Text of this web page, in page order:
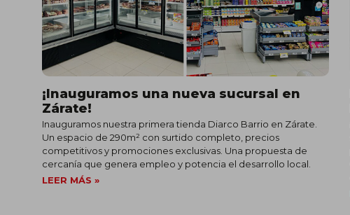
¡Inauguramos una nueva sucursal en
Zárate!
Inauguramos nuestra primera tienda Diarco Barrio en Zárate.
Un espacio de 290m² con surtido completo, precios
competitivos y promociones exclusivas. Una propuesta de
cercanía que genera empleo y potencia el desarrollo local.
LEER MÁS »